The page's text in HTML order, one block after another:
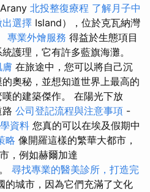
北投整復療程 了解月子中
選擇 Island），位於克瓦納灣
專業外燴服務 得益於生態項目
護理，它有許多藍旗海灘。
在旅途中，您可以將自己沉
奧秘，並想知道世界上最高的
的建築傑作。 在陽光下放
公司登記流程與注意事項 -
資料 您真的可以在埃及假期中
略 像開羅這樣的繁華大都市，
，例如赫爾加達
尋找專業的醫美診所，打造完
的城市，因為它們充滿了文化